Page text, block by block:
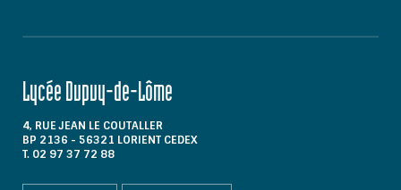
Lycée Dupuy-de-Lôme
4, RUE JEAN LE COUTALLER
BP 2136 - 56321 LORIENT CEDEX
T. 02 97 37 72 88